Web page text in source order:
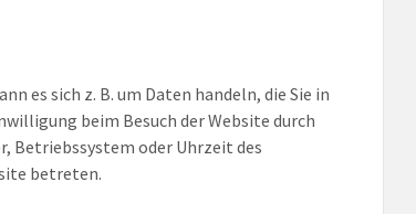
es sich z. B. um Daten handeln, die Sie in
beim Besuch der Website durch
Betriebssystem oder Uhrzeit des
betreten.